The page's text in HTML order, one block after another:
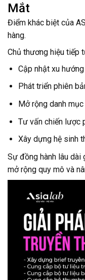
Mắt
Điểm khác biệt của
hàng.
Chủ thương hiệu tiếp
Cập nhật xu
Phát triển phiên
Mở rộng danh
Tư vấn chiến lược
Xây dựng hệ sinh
Sự đồng hành lâu dài
mở rộng quy mô và